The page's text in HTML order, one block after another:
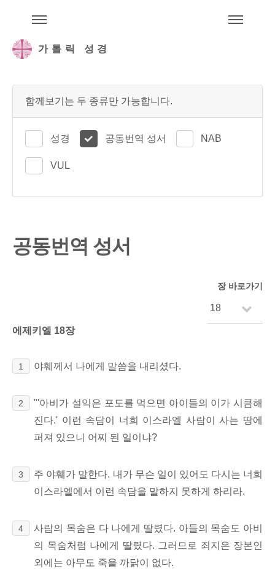
가톨릭 성경
함께보기는 두 종류만 가능합니다.
성경 공동번역 성서 NAB
VUL
공동번역 성서
장 바로가기
에제키엘 18장
1 야훼께서 나에게 말씀을 내리셨다.
2
"'아비가 설익은 포도를 먹으면 아이들의 이가 시큼해
진다.' 이런 속담이 너희 이스라엘 사람이 사는 땅에
퍼져 있으니 어찌 된 일이냐?
3
주 야훼가 말한다. 내가 무슨 일이 있어도 다시는 너희
이스라엘에서 이런 속담을 말하지 못하게 하리라.
4
사람의 목숨은 다 나에게 딸렸다. 아들의 목숨도 아비
의 목숨처럼 나에게 딸렸다. 그러므로 죄지은 장본인
외에는 아무도 죽을 까닭이 없다.